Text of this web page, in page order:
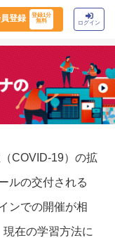
登録
登録1分
無料
ログイン
COVID-19）の拡
ルの交付される
ンでの開催が相
在の学習方法に